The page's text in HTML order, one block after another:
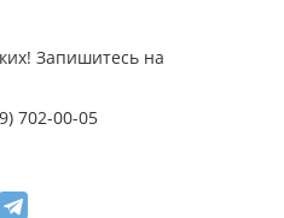
Запишитесь на
702-00-05